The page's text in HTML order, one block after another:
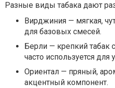
Разные виды табака дают
Вирджиния — мягкая,
для базовых смесей.
Берли — крепкий
часто используется для
Ориентал — пряный,
акцентный компонент.